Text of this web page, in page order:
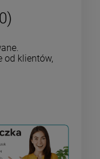
od klientów,